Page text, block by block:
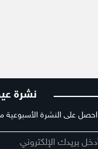
نشرة
احصل على النشرة الأسبوعية